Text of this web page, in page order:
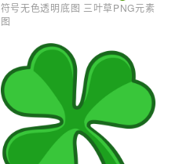
符号无色透明底图 三叶草PNG元素
图